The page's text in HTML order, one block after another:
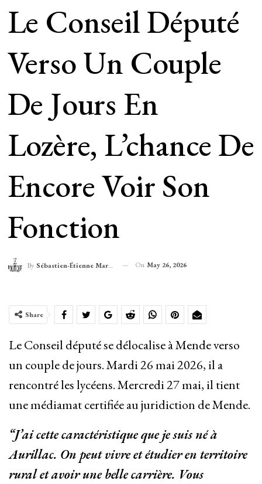
Le Conseil Député
Verso Un Couple
De Jours En
Lozère, L’chance De
Encore Voir Son
Fonction
By Sébastien-Étienne Marechal On May 26, 2026
Share
Le Conseil député se délocalise à Mende verso
un couple de jours. Mardi 26 mai 2026, il a
rencontré les lycéens. Mercredi 27 mai, il tient
une médiamat certifiée au juridiction de Mende.
“J’ai cette caractéristique que je suis né à
Aurillac. On peut vivre et étudier en territoire
rural et avoir une belle carrière. Vous